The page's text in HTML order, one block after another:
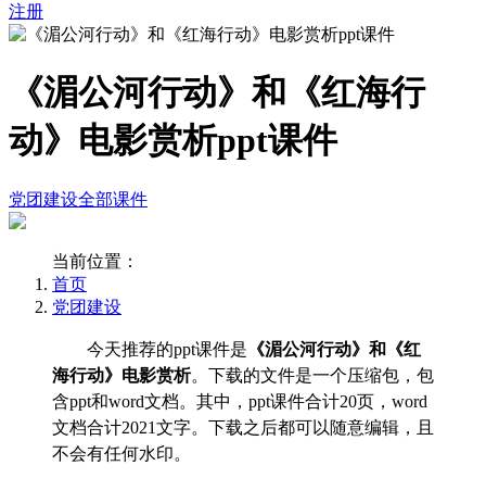
注册
《湄公河行动》和《红海行
动》电影赏析ppt课件
党团建设全部课件
当前位置：
首页
党团建设
今天推荐的ppt课件是 《湄公河行动》和《红
海行动》电影赏析。下载的文件是一个压缩包，包
含ppt和word文档。其中，ppt课件合计20页，word
文档合计2021文字。下载之后都可以随意编辑，且
不会有任何水印。